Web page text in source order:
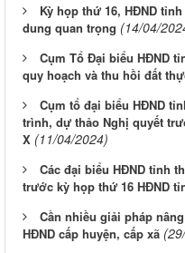
Kỳ họp thứ 16, HĐND
dung quan trọng (14/04/
Cụm Tổ Đại biểu HĐND
quy hoạch và thu hồi đất
Cụm tổ đại biểu HĐND
trình, dự thảo Nghị quyết
X (11/04/2024)
Các đại biểu HĐND tỉnh
trước kỳ họp thứ 16 HĐND
Cần nhiều giải pháp
HĐND cấp huyện, cấp xã